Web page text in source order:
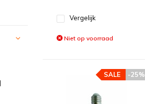
Vergelijk
Niet op voorraad
-25%
SALE